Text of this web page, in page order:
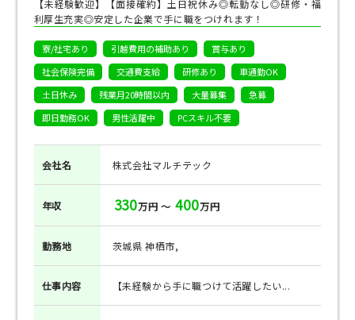
【未経験歓迎】【面接確約】土日祝休み◎転勤なし◎研修・福
利厚生充実◎安定した企業で手に職をつけれます！
寮/社宅あり 引越費用の補助あり
賞与あり
社会保険完備
交通費支給 研修あり
車通勤OK
土日休み
残業月20時間以内 大量募集
急募
即日勤務OK
男性活躍中 PCスキル不要
会社名 株式会社マルチテック
年収 330万円 ～ 400万円
勤務地 茨城県 神栖市,
仕事内容 【未経験から手に職つけて活躍したい...